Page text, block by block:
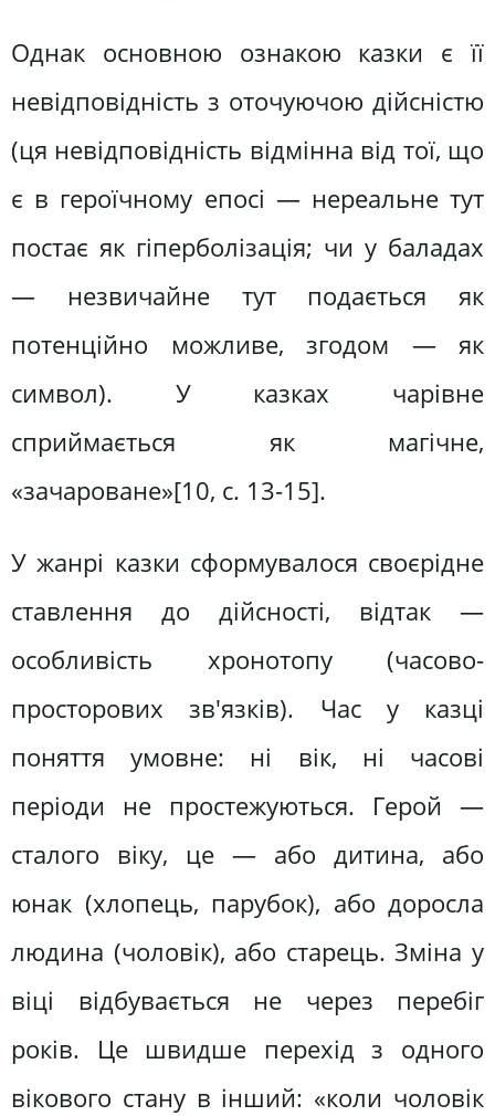
Однак основною ознакою казки є її
невідповідність з оточуючою дійсністю
(ця невідповідність відмінна від тої, що
є в героїчному епосі — нереальне тут
постає як гіперболізація; чи у баладах
— незвичайне тут подається як
потенційно можливе, згодом — як
символ). У казках чарівне
сприймається як магічне,
«зачароване»[10, c. 13-15].
У жанрі казки сформувалося своєрідне
ставлення до дійсності, відтак —
особливість хронотопу (часово-
просторових зв'язків). Час у казці
поняття умовне: ні вік, ні часові
періоди не простежуються. Герой —
сталого віку, це — або дитина, або
юнак (хлопець, парубок), або доросла
людина (чоловік), або старець. Зміна у
віці відбувається не через перебіг
років. Це швидше перехід з одного
вікового стану в інший: «коли чоловік